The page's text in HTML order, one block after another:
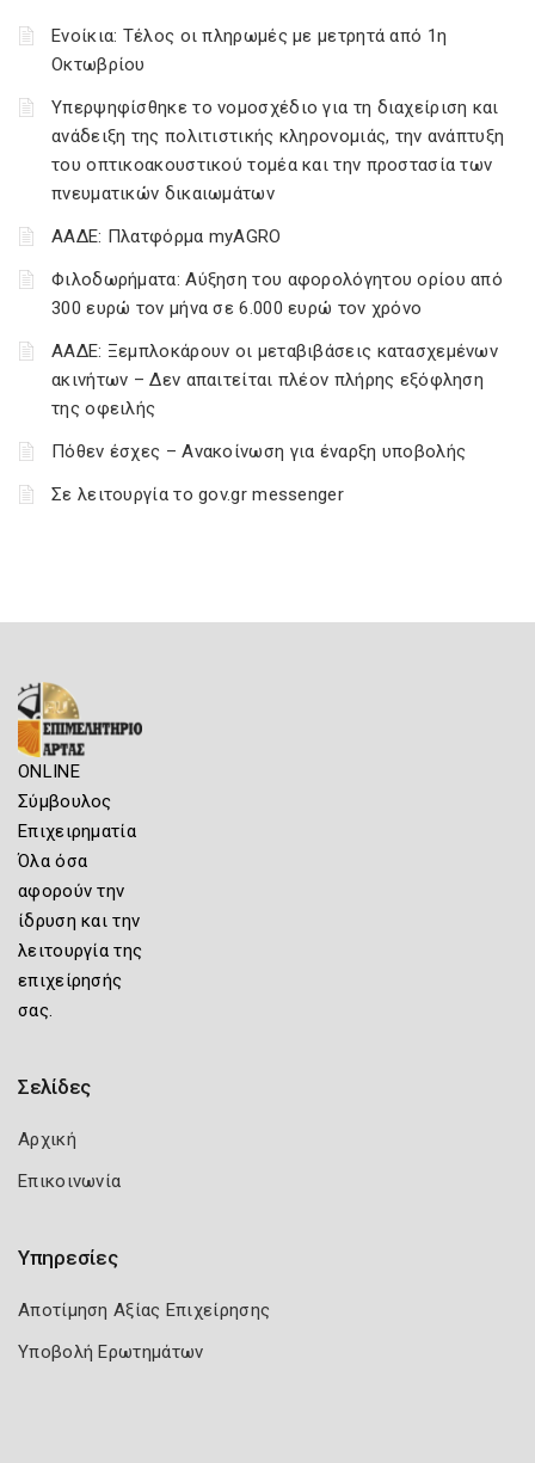
Ενοίκια: Τέλος οι πληρωμές με μετρητά από 1η
Οκτωβρίου
Υπερψηφίσθηκε το νομοσχέδιο για τη διαχείριση και
ανάδειξη της πολιτιστικής κληρονομιάς, την ανάπτυξη
του οπτικοακουστικού τομέα και την προστασία των
πνευματικών δικαιωμάτων
ΑΑΔΕ: Πλατφόρμα myAGRO
Φιλοδωρήματα: Αύξηση του αφορολόγητου ορίου από
300 ευρώ τον μήνα σε 6.000 ευρώ τον χρόνο
ΑΑΔΕ: Ξεμπλοκάρουν οι μεταβιβάσεις κατασχεμένων
ακινήτων – Δεν απαιτείται πλέον πλήρης εξόφληση
της οφειλής
Πόθεν έσχες – Ανακοίνωση για έναρξη υποβολής
Σε λειτουργία το gov.gr messenger
ONLINE
Σύμβουλος
Επιχειρηματία
Όλα όσα
αφορούν την
ίδρυση και την
λειτουργία της
επιχείρησής
σας.
Σελίδες
Αρχική
Επικοινωνία
Υπηρεσίες
Αποτίμηση Αξίας Επιχείρησης
Υποβολή Ερωτημάτων